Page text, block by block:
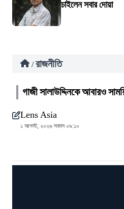
চাইলেন সবার দোয়া
/ রাজনীতি
গাজী সালাউদ্দিনকে আবারও
Lens Asia
১ আগস্ট, ২০২৬ সকাল ০৯:১০